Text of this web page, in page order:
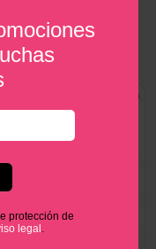
protección de
legal .